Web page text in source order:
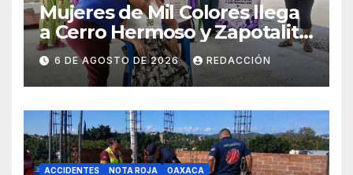
Mujeres de Mil Colores llega
a Cerro Hermoso y Zapotalito
para fortalecer redes de
apoyo y prevenir violencias
6 DE AGOSTO DE 2026 REDACCIÓN
ACCIDENTES NOTA ROJA OAXACA